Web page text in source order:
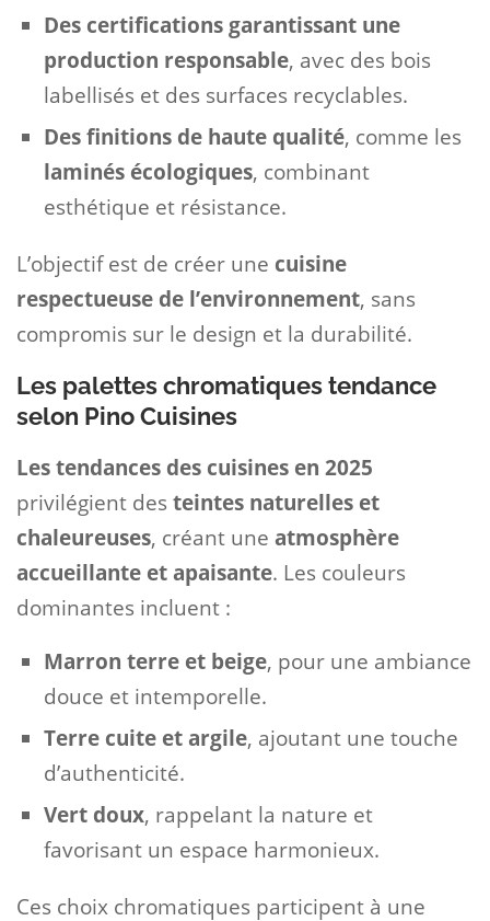
Des certifications garantissant une
production responsable, avec des bois
labellisés et des surfaces recyclables.
Des finitions de haute qualité, comme les
laminés écologiques, combinant
esthétique et résistance.
L’objectif est de créer une cuisine
respectueuse de l’environnement, sans
compromis sur le design et la durabilité.
Les palettes chromatiques tendance
selon Pino Cuisines
Les tendances des cuisines en 2025
privilégient des teintes naturelles et
chaleureuses, créant une atmosphère
accueillante et apaisante. Les couleurs
dominantes incluent :
Marron terre et beige, pour une ambiance
douce et intemporelle.
Terre cuite et argile, ajoutant une touche
d’authenticité.
Vert doux, rappelant la nature et
favorisant un espace harmonieux.
Ces choix chromatiques participent à une